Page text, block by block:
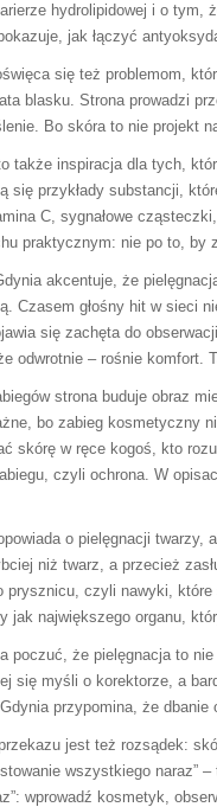
hydrolipidowej i o tym,
jak łączyć
się też problemom,
blasku. Strona prowadzi
Bo skóra to nie projekt
także inspiracja dla tych,
się przykłady substancji,
C, sygnałowe
praktycznym: nie po to, by
akcentuje, że
Czasem głośny hit w sieci
się zachęta do
odwrotnie – rośnie komfort.
strona buduje obraz
bo zabieg kosmetyczny
skórę w ręce kogoś, kto
czyli ochrona. W
o pielęgnacji
niż twarz, a przecież
prysznicu, czyli nawyki,
jak największego organu,
poczuć, że pielęgnacja to
się myśli o korektorze, a
przypomina, że
jest też rozsądek:
wszystkiego naraz”
wprowadź kosmetyk,